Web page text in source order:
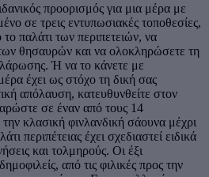
προορισμός για μια μέρα με
σε τρεις εντυπωσιακές τοποθεσίες,
παλάτι των περιπετειών, να
θησαυρών και να ολοκληρώσετε τη
Ή να το κάνετε με
έχει ως στόχο τη δική σας
απόλαυση, κατευθυνθείτε στον
σε έναν από τους 14
κλασική φινλανδική σάουνα μέχρι
περιπέτειας έχει σχεδιαστεί ειδικά
και τολμηρούς. Οι έξι
από τις φιλικές προς την